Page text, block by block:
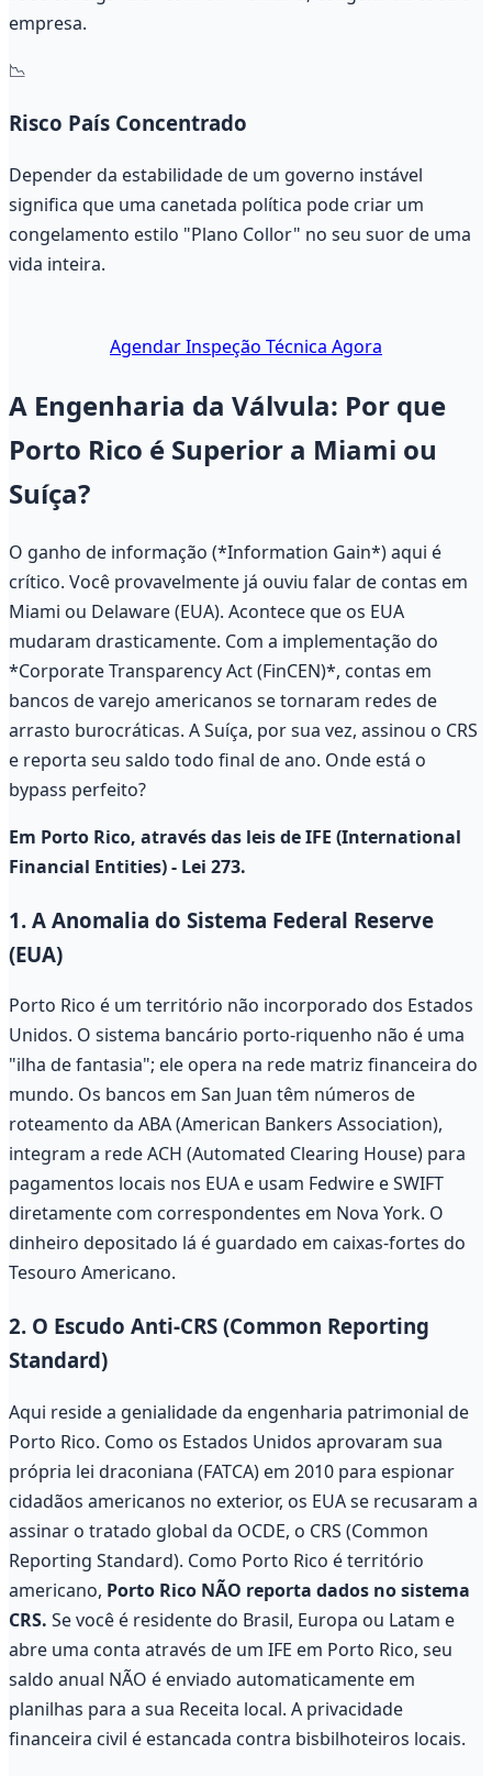
empresa.
📉
Risco País Concentrado
Depender da estabilidade de um governo instável
significa que uma canetada política pode criar um
congelamento estilo "Plano Collor" no seu suor de uma
vida inteira.
Agendar Inspeção Técnica Agora
A Engenharia da Válvula: Por que
Porto Rico é Superior a Miami ou
Suíça?
O ganho de informação (*Information Gain*) aqui é
crítico. Você provavelmente já ouviu falar de contas em
Miami ou Delaware (EUA). Acontece que os EUA
mudaram drasticamente. Com a implementação do
*Corporate Transparency Act (FinCEN)*, contas em
bancos de varejo americanos se tornaram redes de
arrasto burocráticas. A Suíça, por sua vez, assinou o CRS
e reporta seu saldo todo final de ano. Onde está o
bypass perfeito?
Em Porto Rico, através das leis de IFE (International
Financial Entities) - Lei 273.
1. A Anomalia do Sistema Federal Reserve
(EUA)
Porto Rico é um território não incorporado dos Estados
Unidos. O sistema bancário porto-riquenho não é uma
"ilha de fantasia"; ele opera na rede matriz financeira do
mundo. Os bancos em San Juan têm números de
roteamento da ABA (American Bankers Association),
integram a rede ACH (Automated Clearing House) para
pagamentos locais nos EUA e usam Fedwire e SWIFT
diretamente com correspondentes em Nova York. O
dinheiro depositado lá é guardado em caixas-fortes do
Tesouro Americano.
2. O Escudo Anti-CRS (Common Reporting
Standard)
Aqui reside a genialidade da engenharia patrimonial de
Porto Rico. Como os Estados Unidos aprovaram sua
própria lei draconiana (FATCA) em 2010 para espionar
cidadãos americanos no exterior, os EUA se recusaram a
assinar o tratado global da OCDE, o CRS (Common
Reporting Standard). Como Porto Rico é território
americano, Porto Rico NÃO reporta dados no sistema
CRS. Se você é residente do Brasil, Europa ou Latam e
abre uma conta através de um IFE em Porto Rico, seu
saldo anual NÃO é enviado automaticamente em
planilhas para a sua Receita local. A privacidade
financeira civil é estancada contra bisbilhoteiros locais.